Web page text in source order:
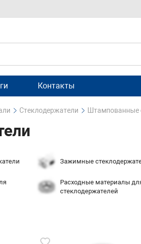
Контакты
Стеклодержатели Штампованные
Зажимные
Расходные материалы
стеклодержателей